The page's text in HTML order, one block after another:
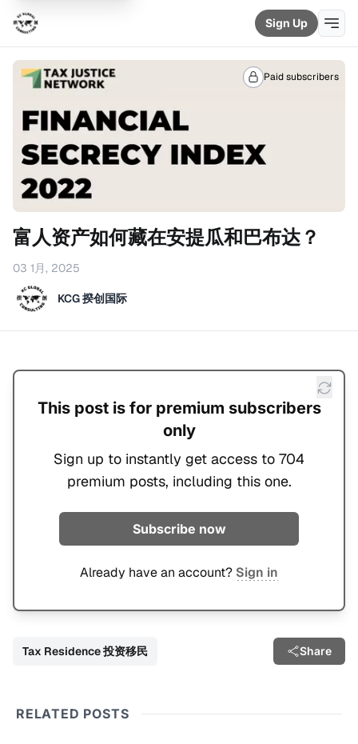
Sign Up
Paid subscribers
富人资产如何藏在安提瓜和巴布达？
03 1月, 2025
KCG 揆创国际
This post is for premium subscribers
only
Sign up to instantly get access to 704
premium posts, including this one.
Subscribe now
Already have an account? Sign in
Tax Residence 投资移民 Share
RELATED POSTS